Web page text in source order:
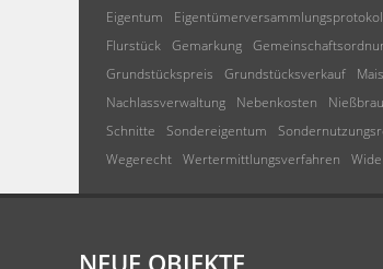
Eigentum
Flurstück Gemarkung
Grundstückspreis
Grundstücksverkauf
Nachlassverwaltung
Nebenkosten
Schnitte
Sondereigentum
Wegerecht Wertermittlungsverfahren